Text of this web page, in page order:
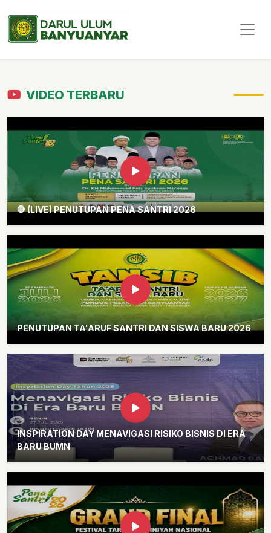
VIDEO TERBARU
🛑 (LIVE) PENUTUPAN PENA SANTRI 2026
PENUTUPAN TA'ARUF SANTRI DAN SISWA BARU 2026
INSPIRATION DAY MENAVIGASI RISIKO BISNIS DI ERA
BARU BUMN